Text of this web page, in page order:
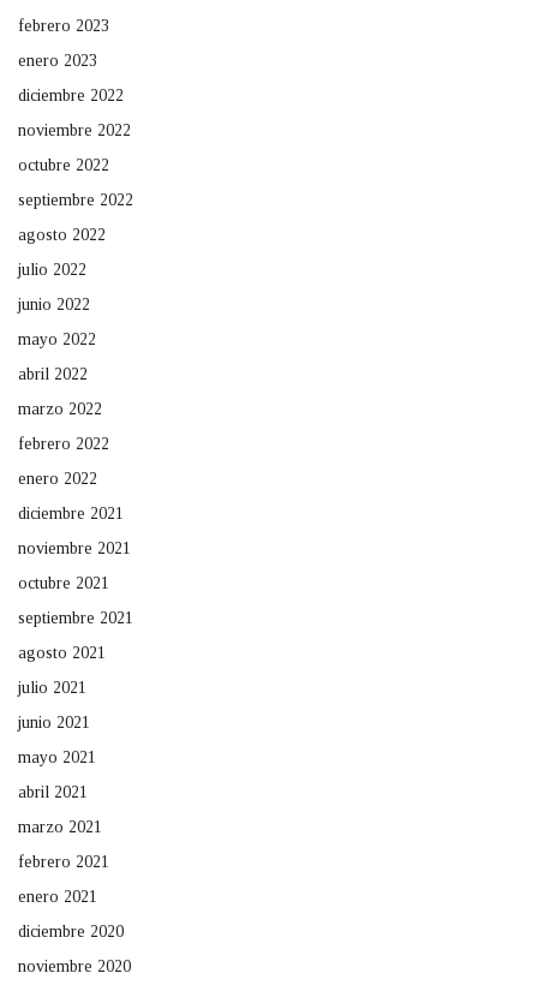
febrero 2023
enero 2023
diciembre 2022
noviembre 2022
octubre 2022
septiembre 2022
agosto 2022
julio 2022
junio 2022
mayo 2022
abril 2022
marzo 2022
febrero 2022
enero 2022
diciembre 2021
noviembre 2021
octubre 2021
septiembre 2021
agosto 2021
julio 2021
junio 2021
mayo 2021
abril 2021
marzo 2021
febrero 2021
enero 2021
diciembre 2020
noviembre 2020